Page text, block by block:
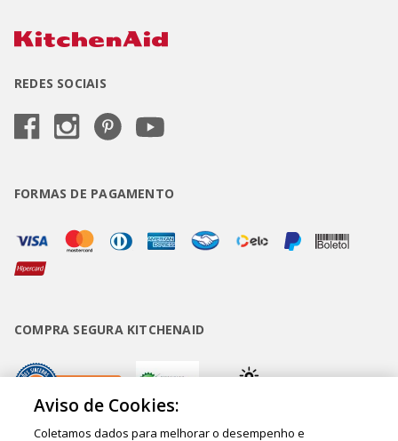
REDES SOCIAIS
FORMAS DE PAGAMENTO
COMPRA SEGURA KITCHENAID
Aviso de Cookies:
Coletamos dados para melhorar o desempenho e